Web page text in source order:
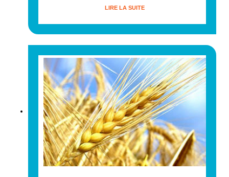
LIRE LA SUITE